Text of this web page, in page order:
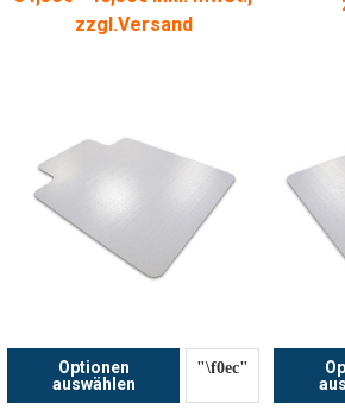
zzgl.Versand
Optionen
auswählen